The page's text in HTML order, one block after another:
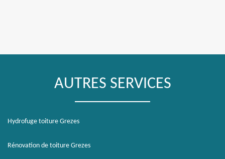
AUTRES SERVICES
Hydrofuge toiture Grezes
Rénovation de toiture Grezes